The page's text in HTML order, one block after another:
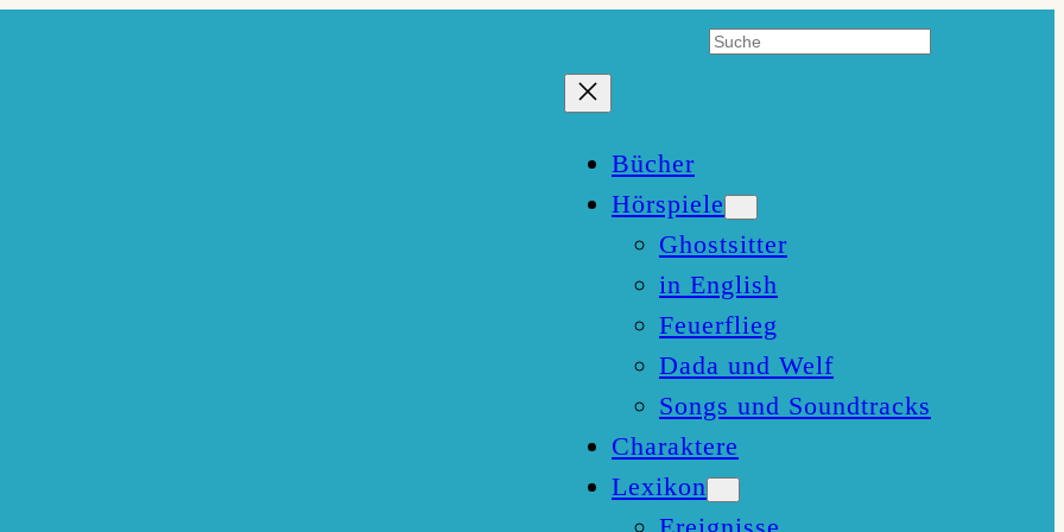
Suchen
Bücher
Hörspiele
Ghostsitter
in English
Feuerflieg
Dada und Welf
Songs und Soundtracks
Charaktere
Lexikon